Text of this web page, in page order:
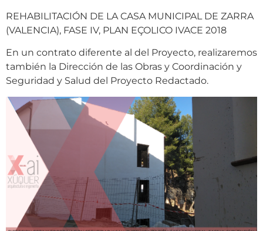
REHABILITACIÓN DE LA CASA MUNICIPAL DE ZARRA
(VALENCIA), FASE IV, PLAN EÇOLICO IVACE 2018
En un contrato diferente al del Proyecto, realizaremos
también la Dirección de las Obras y Coordinación y
Seguridad y Salud del Proyecto Redactado.